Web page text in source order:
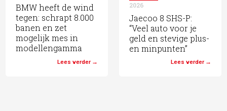
BMW heeft de wind
tegen: schrapt 8.000
banen en zet
mogelijk mes in
modellengamma
Lees verder
2026
Jaecoo 8 SHS-P:
“Veel auto voor je
geld en stevige plus-
en minpunten”
Lees verder